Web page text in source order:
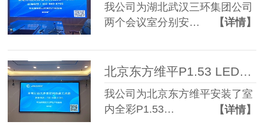
我公司为湖北武汉三环集团公司
两个会议室分别安…
【详情】
北京东方维平P1.53 LED显示屏
我公司为北京东方维平安装了室
内全彩P1.53…
【详情】